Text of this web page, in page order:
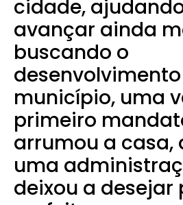
cidade,
avançar ainda
buscando o
município, uma
primeiro
arrumou a casa,
uma
deixou a desejar